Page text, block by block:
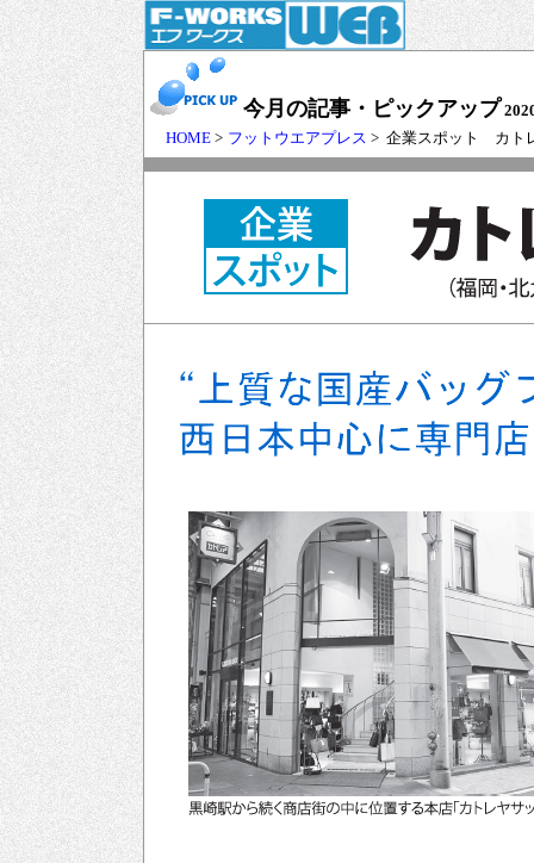
今月の記事・ピックアップ
HOME > フットウエアプレス > 企業スポット カト